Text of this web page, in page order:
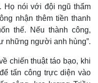
Họ nói với đội ngũ thẩm
nhận thêm tiền thanh
thế. Nếu thành công,
những người anh hùng”.
chiến thuật táo bạo, khi
tấn công trực diện vào